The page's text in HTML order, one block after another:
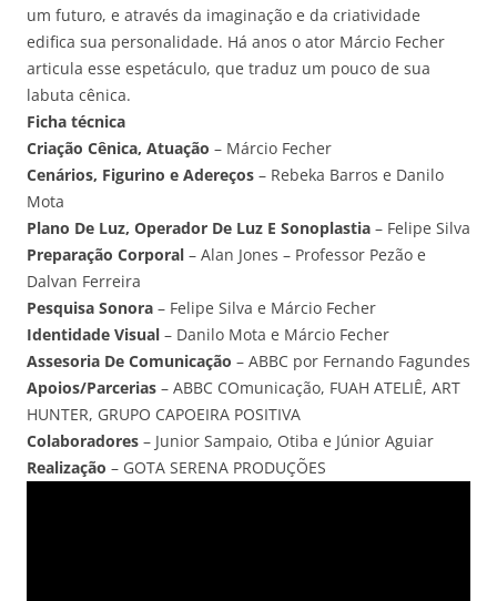
um futuro, e através da imaginação e da criatividade
edifica sua personalidade. Há anos o ator Márcio Fecher
articula esse espetáculo, que traduz um pouco de sua
labuta cênica.
Ficha técnica
Criação Cênica, Atuação – Márcio Fecher
Cenários, Figurino e Adereços – Rebeka Barros e Danilo
Mota
Plano De Luz, Operador De Luz E Sonoplastia – Felipe Silva
Preparação Corporal – Alan Jones – Professor Pezão e
Dalvan Ferreira
Pesquisa Sonora – Felipe Silva e Márcio Fecher
Identidade Visual – Danilo Mota e Márcio Fecher
Assesoria De Comunicação – ABBC por Fernando Fagundes
Apoios/Parcerias – ABBC COmunicação, FUAH ATELIÊ, ART
HUNTER, GRUPO CAPOEIRA POSITIVA
Colaboradores – Junior Sampaio, Otiba e Júnior Aguiar
Realização – GOTA SERENA PRODUÇÕES